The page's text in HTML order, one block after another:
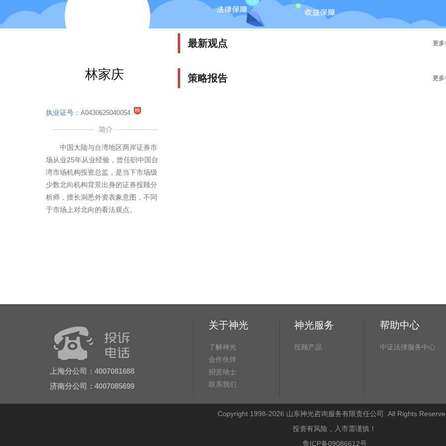
林家庆
执业证号： A0430625040054
中国大陆与台湾地区两岸证券市
场从业25年从业经验，曾任职中国台
湾市场机构投资总监，是当下市场级
少数北向机构背景出身的证券投顾分
析师，擅长洞悉外资表象意图，不同
于市场上对北向的看法观点。
最新观点 更多
策略报告 更多
上海分公司：4007081688
济南分公司：4007085699
关于神光
了解神光
合作伙伴
招贤纳士
联系我们
神光服务
投顾产品
帮助中心
中证法律服务中心
Copyright 1998-2026 山东神光咨询服务有限责任公司 .All Rights
投资有风险，入市需谨慎！
鲁ICP备09086612号